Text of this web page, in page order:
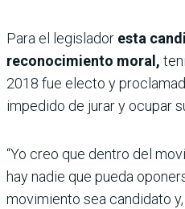
Para el legislador esta
reconocimiento moral,
2018 fue electo y
impedido de jurar y ocupar
“Yo creo que dentro del
hay nadie que pueda
movimiento sea candidato